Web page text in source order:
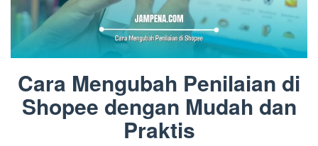
Cara Mengubah Penilaian di
Shopee dengan Mudah dan
Praktis